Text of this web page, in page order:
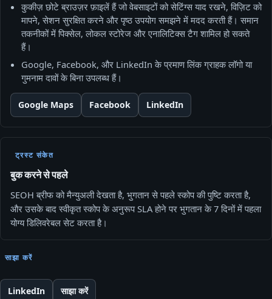
कुकीज़ छोटे ब्राउज़र फ़ाइलें हैं जो वेबसाइटों को सेटिंग्स याद रखने, विज़िट को
मापने, सेशन सुरक्षित करने और पृष्ठ उपयोग समझने में मदद करती हैं। समान
तकनीकों में पिक्सेल, लोकल स्टोरेज और एनालिटिक्स टैग शामिल हो सकते
हैं।
Google, Facebook, और LinkedIn के प्रमाण लिंक ग्राहक लॉगो या
गुमनाम दावों के बिना उपलब्ध हैं।
Google Maps Facebook LinkedIn
ट्रस्ट संकेत
बुक करने से पहले
SEOH ब्रीफ को मैन्युअली देखता है, भुगतान से पहले स्कोप की पुष्टि करता है,
और उसके बाद स्वीकृत स्कोप के अनुरूप SLA होने पर भुगतान के 7 दिनों में पहला
योग्य डिलिवरेबल सेट करता है।
साझा करें
LinkedIn साझा करें